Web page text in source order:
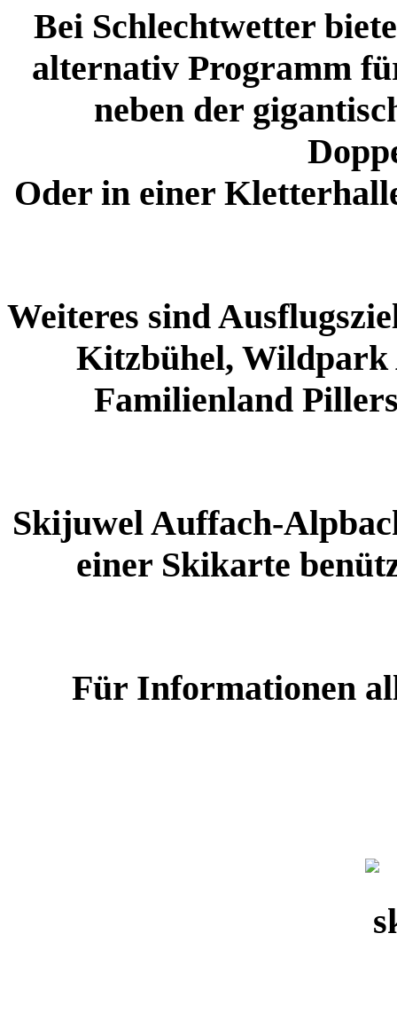
Bei Schlechtwetter
alternativ Programm
neben der
Oder in einer
Weiteres sind
Kitzbühel,
Familienland
Skijuwel Auffach-
einer Skikarte
Für Informationen